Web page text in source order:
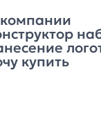
купить